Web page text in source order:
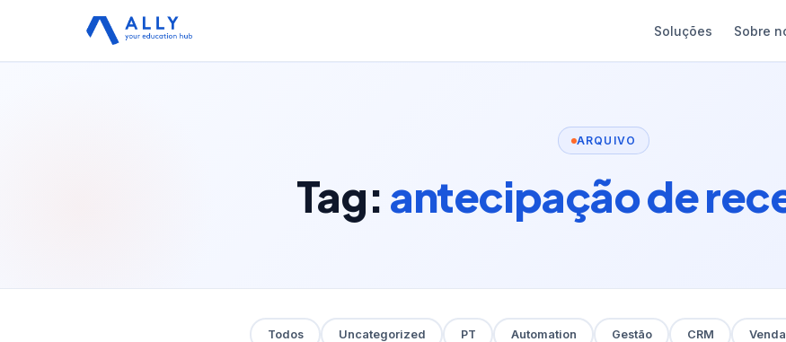
Soluções Sobre
ARQUIVO
Tag: antecipação de
Todos Uncategorized PT Automation Gestão CRM